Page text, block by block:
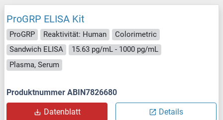
ProGRP ELISA Kit
ProGRP Reaktivität: Human
Colorimetric
Sandwich ELISA
15.63 pg/mL - 1000 pg/mL
Plasma, Serum
Produktnummer ABIN7826680
Datenblatt Details